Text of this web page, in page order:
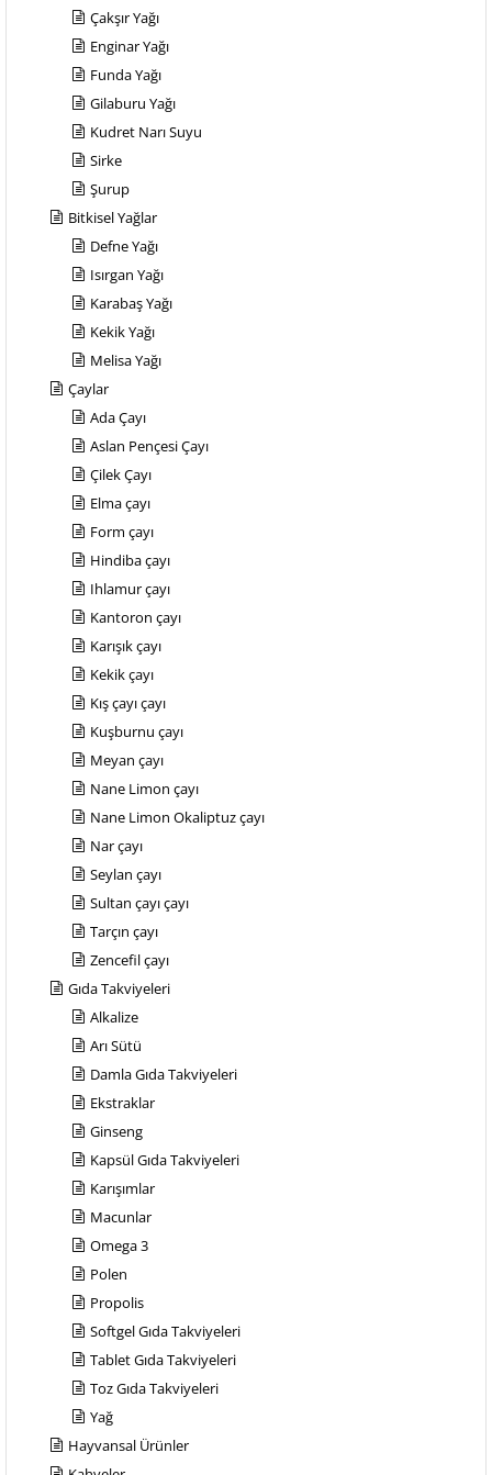
Çakşır Yağı
Enginar Yağı
Funda Yağı
Gilaburu Yağı
Kudret Narı Suyu
Sirke
Şurup
Bitkisel Yağlar
Defne Yağı
Isırgan Yağı
Karabaş Yağı
Kekik Yağı
Melisa Yağı
Çaylar
Ada Çayı
Aslan Pençesi Çayı
Çilek Çayı
Elma çayı
Form çayı
Hindiba çayı
Ihlamur çayı
Kantoron çayı
Karışık çayı
Kekik çayı
Kış çayı çayı
Kuşburnu çayı
Meyan çayı
Nane Limon çayı
Nane Limon Okaliptuz çayı
Nar çayı
Seylan çayı
Sultan çayı çayı
Tarçın çayı
Zencefil çayı
Gıda Takviyeleri
Alkalize
Arı Sütü
Damla Gıda Takviyeleri
Ekstraklar
Ginseng
Kapsül Gıda Takviyeleri
Karışımlar
Macunlar
Omega 3
Polen
Propolis
Softgel Gıda Takviyeleri
Tablet Gıda Takviyeleri
Toz Gıda Takviyeleri
Yağ
Hayvansal Ürünler